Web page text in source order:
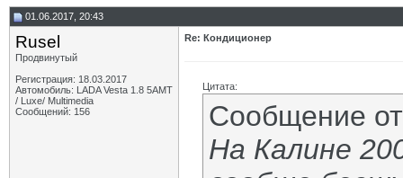
01.06.2017, 20:43
Rusel
Продвинутый
Регистрация: 18.03.2017
Автомобиль: LADA Vesta 1.8 5АМТ
/ Luxe/ Multimedia
Сообщений: 156
Re: Кондиционер
Цитата:
Сообщение
На Калине